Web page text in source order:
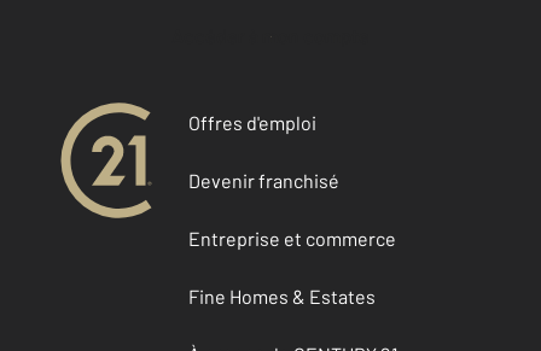
Accéder à mon compte
Offres d'emploi
Devenir franchisé
Entreprise et commerce
Fine Homes & Estates